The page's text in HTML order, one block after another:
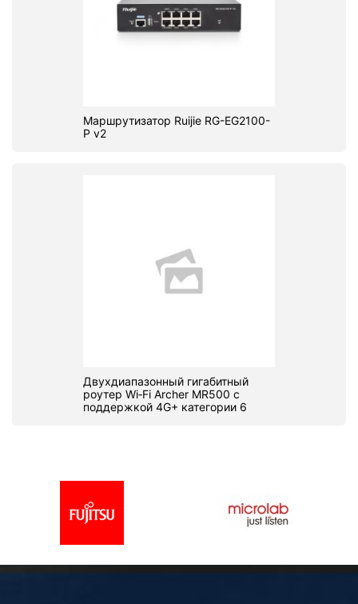
Маршрутизатор Ruijie RG-EG2100-
P v2
Двухдиапазонный гигабитный
роутер Wi‑Fi Archer MR500 с
поддержкой 4G+ категории 6